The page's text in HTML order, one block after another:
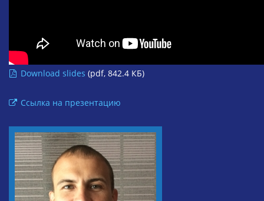
Download slides (pdf, 842.4 КБ)
Ссылка на презентацию